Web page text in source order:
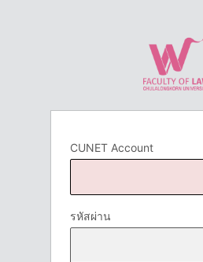
CUNET Account
รหัสผ่าน